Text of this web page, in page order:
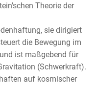
Theorie der
sie dirigiert
die Bewegung im
ist maßgebend für
(Schwerkraft).
auf kosmischer